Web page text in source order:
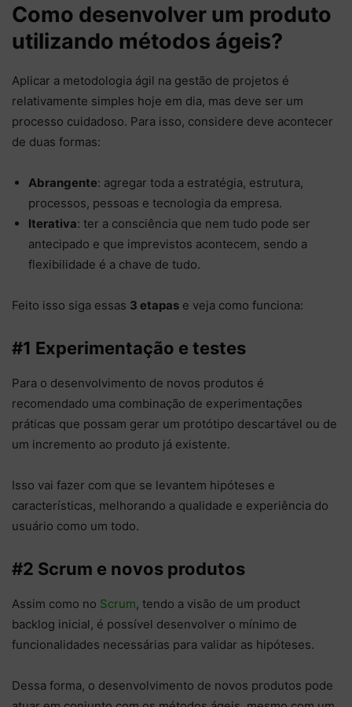
Como desenvolver um produto
utilizando métodos ágeis?
Aplicar a metodologia ágil na gestão de projetos é
relativamente simples hoje em dia, mas deve ser um
processo cuidadoso. Para isso, considere deve acontecer
de duas formas:
Abrangente: agregar toda a estratégia, estrutura,
processos, pessoas e tecnologia da empresa.
Iterativa: ter a consciência que nem tudo pode ser
antecipado e que imprevistos acontecem, sendo a
flexibilidade é a chave de tudo.
Feito isso siga essas 3 etapas e veja como funciona:
#1 Experimentação e testes
Para o desenvolvimento de novos produtos é
recomendado uma combinação de experimentações
práticas que possam gerar um protótipo descartável ou de
um incremento ao produto já existente.
Isso vai fazer com que se levantem hipóteses e
características, melhorando a qualidade e experiência do
usuário como um todo.
#2 Scrum e novos produtos
Assim como no Scrum, tendo a visão de um product
backlog inicial, é possível desenvolver o mínimo de
funcionalidades necessárias para validar as hipóteses.
Dessa forma, o desenvolvimento de novos produtos pode